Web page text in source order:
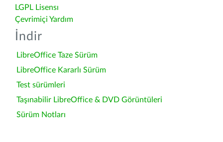
LGPL Lisensı
Çevrimiçi Yardım
İndir
LibreOffice Taze Sürüm
LibreOffice Kararlı Sürüm
Test sürümleri
Taşınabilir LibreOffice & DVD Görüntüleri
Sürüm Notları